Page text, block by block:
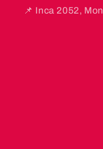
📌 Inca 2052,